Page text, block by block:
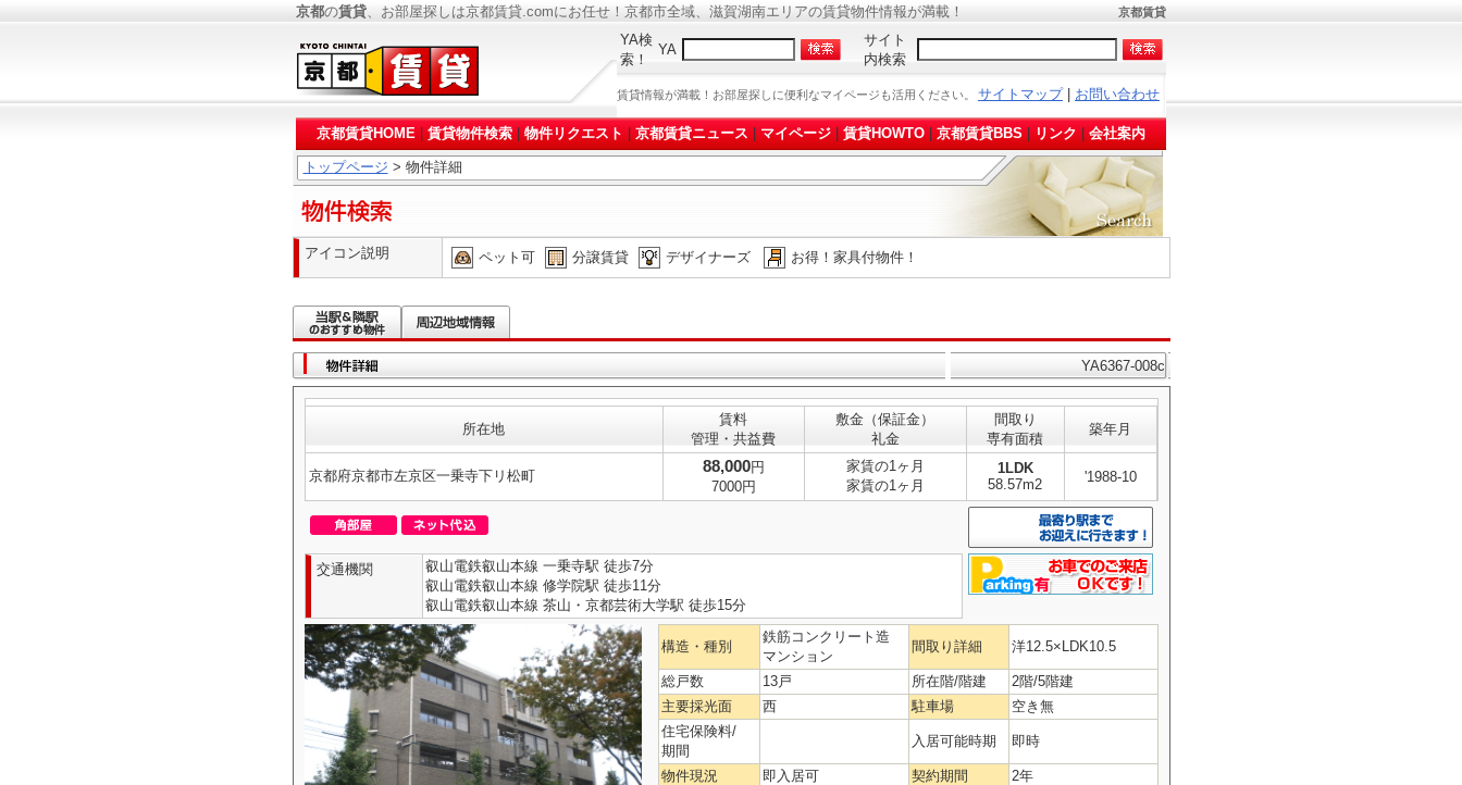
京都の賃貸、お部屋探しは京都賃貸.comにお任せ！京都市全域、滋賀湖南エリアの賃貸物件情報が満載！ 京都賃貸
YA検
索！
YA
サイト
内検索
賃貸情報が満載！お部屋探しに便利なマイページも活用ください。 サイトマップ| お問い合わせ
京都賃貸HOME 賃貸物件検索 物件リクエスト 京都賃貸ニュース マイページ 賃貸HOWTO 京都賃貸BBS リンク 会社案内
トップページ > 物件詳細
アイコン説明 ペット可 分譲賃貸 デザイナーズ お得！家具付物件！
YA6367-008c
所在地
賃料
管理・共益費
敷金（保証金）
礼金
間取り
専有面積
築年月
京都府京都市左京区一乗寺下リ松町
88,000円
7000円
家賃の1ヶ月
家賃の1ヶ月
1LDK
58.57m2
'1988-10
交通機関
叡山電鉄叡山本線 一乗寺駅 徒歩7分
叡山電鉄叡山本線 修学院駅 徒歩11分
叡山電鉄叡山本線 茶山・京都芸術大学駅 徒歩15分
構造・種別
鉄筋コンクリート造
マンション
間取り詳細 洋12.5×LDK10.5
総戸数 13戸 所在階/階建
2階/5階建
主要採光面
西 駐車場
空き無
住宅保険料/
期間
入居可能時期 即時
物件現況 即入居可 契約期間
2年